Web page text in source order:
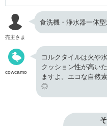
売主さま
食洗機・浄水器一体型
cowcamo
コルクタイルは火や
クッション性が高い
ますよ。エコな自然
◎